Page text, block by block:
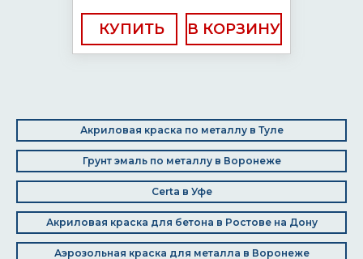
КУПИТЬ
Акриловая краска по металлу в Туле
Грунт эмаль по металлу в Воронеже
Certa в Уфе
Акриловая краска для бетона в Ростове на Дону
Аэрозольная краска для металла в Воронеже